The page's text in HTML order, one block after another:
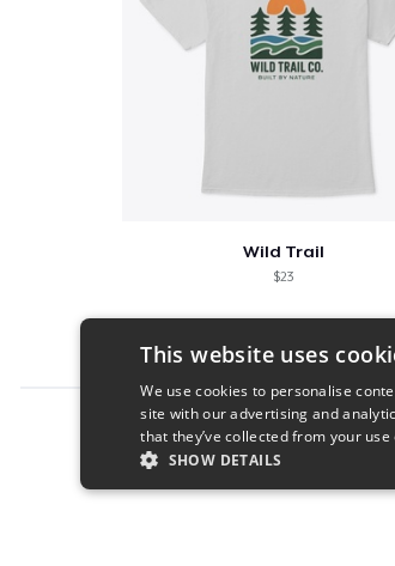
Wild Trail
$23
Report this product
This website uses
We use cookies to personalise
site with our advertising and
that they’ve collected from your
SHOW DETAILS